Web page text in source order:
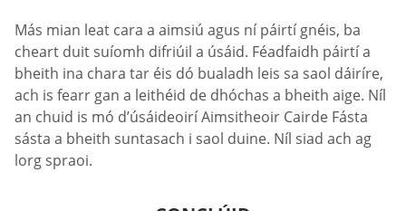
Más mian leat cara a aimsiú agus ní páirtí gnéis, ba
cheart duit suíomh difriúil a úsáid. Féadfaidh páirtí a
bheith ina chara tar éis dó bualadh leis sa saol dáiríre,
ach is fearr gan a leithéid de dhóchas a bheith aige. Níl
an chuid is mó d’úsáideoirí Aimsitheoir Cairde Fásta
sásta a bheith suntasach i saol duine. Níl siad ach ag
lorg spraoi.